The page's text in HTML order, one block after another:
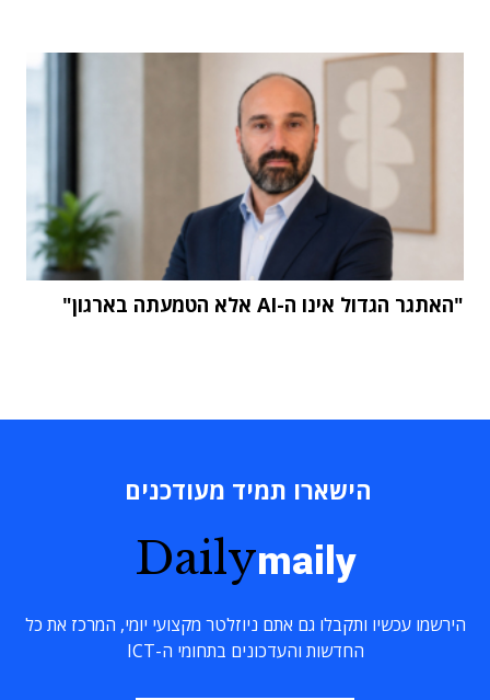
"האתגר הגדול אינו ה-AI אלא הטמעתה בארגון"
הישארו תמיד מעודכנים
Dailymaily
הירשמו עכשיו ותקבלו גם אתם ניוזלטר מקצועי יומי, המרכז את כל
החדשות והעדכונים בתחומי ה-ICT